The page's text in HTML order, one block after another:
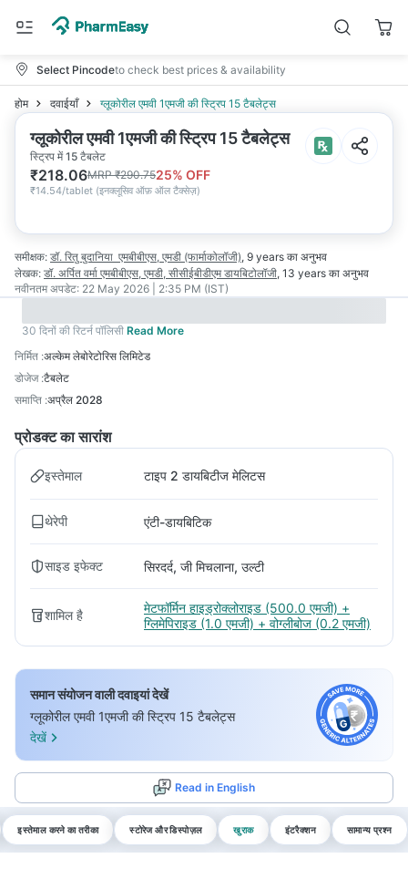
Select Pincodeto check best prices & availability
होम दवाईयाँ ग्लूकोरील एमवी 1एमजी की स्ट्रिप 15 टैबलेट्स
ग्लूकोरील एमवी 1एमजी की स्ट्रिप 15 टैबलेट्स
स्ट्रिप में 15 टैबलेट
₹218.06MRP₹290.7525% OFF
₹14.54/tablet (इनक्लूसिव ऑफ़ ऑल टैक्सेज़)
समीक्षक: डॉ. रितु बुदानिया एमबीबीएस, एमडी (फार्माकोलॉजी), 9 years का अनुभव
लेखक: डॉ. अर्पित वर्मा एमबीबीएस, एमडी, सीसीईबीडीएम डायबिटोलॉजी, 13 years का अनुभव
नवीनतम अपडेट: 22 May 2026 | 2:35 PM (IST)
30 दिनों की रिटर्न पॉलिसी Read More
निर्मित :अल्केम लेबोरेटोरिस लिमिटेड
डोजेज :टैबलेट
समाप्ति :अप्रैल 2028
प्रोडक्ट का सारांश
इस्तेमाल टाइप 2 डायबिटीज मेलिटस
थेरेपी एंटी-डायबिटिक
साइड इफेक्ट सिरदर्द, जी मिचलाना, उल्टी
शामिल है
मेटफॉर्मिन हाइड्रोक्लोराइड (500.0 एमजी) +
ग्लिमेपिराइड (1.0 एमजी) + वोग्लीबोज (0.2 एमजी)
समान संयोजन वाली दवाइयां देखें
ग्लूकोरील एमवी 1एमजी की स्ट्रिप 15 टैबलेट्स
देखें
Read in English
इस्तेमाल करने का तरीका स्टोरेज और डिस्पोज़ल खुराक इंटरैक्शन सामान्य प्रश्न